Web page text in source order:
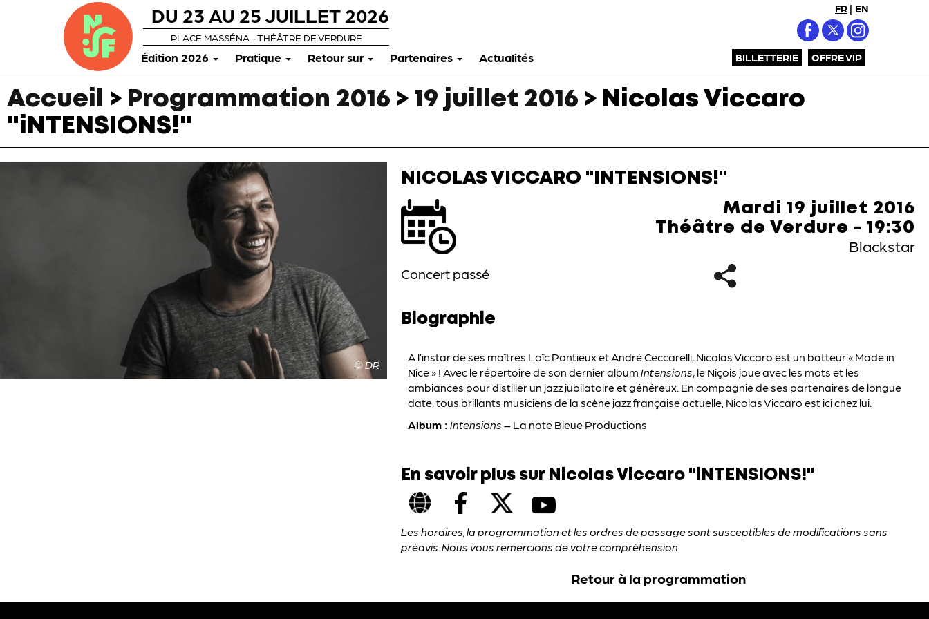
FR | EN
BILLETTERIE OFFRE VIP
DU 23 AU 25 JUILLET 2026
PLACE MASSÉNA - THÉÂTRE DE VERDURE
Édition 2026 Pratique Retour sur Partenaires Actualités
Accueil > Programmation 2016 > 19 juillet 2016 > Nicolas Viccaro
"iNTENSIONS!"
© DR
NICOLAS VICCARO "INTENSIONS!"
Mardi 19 juillet 2016
Théâtre de Verdure - 19:30
Blackstar
Concert passé
Biographie
A l’instar de ses maîtres Loïc Pontieux et André Ceccarelli, Nicolas Viccaro est un batteur « Made in
Nice » ! Avec le répertoire de son dernier album Intensions, le Niçois joue avec les mots et les
ambiances pour distiller un jazz jubilatoire et généreux. En compagnie de ses partenaires de longue
date, tous brillants musiciens de la scène jazz française actuelle, Nicolas Viccaro est ici chez lui.
Album : Intensions – La note Bleue Productions
En savoir plus sur Nicolas Viccaro "iNTENSIONS!"
Les horaires, la programmation et les ordres de passage sont susceptibles de modifications sans
préavis. Nous vous remercions de votre compréhension.
Retour à la programmation